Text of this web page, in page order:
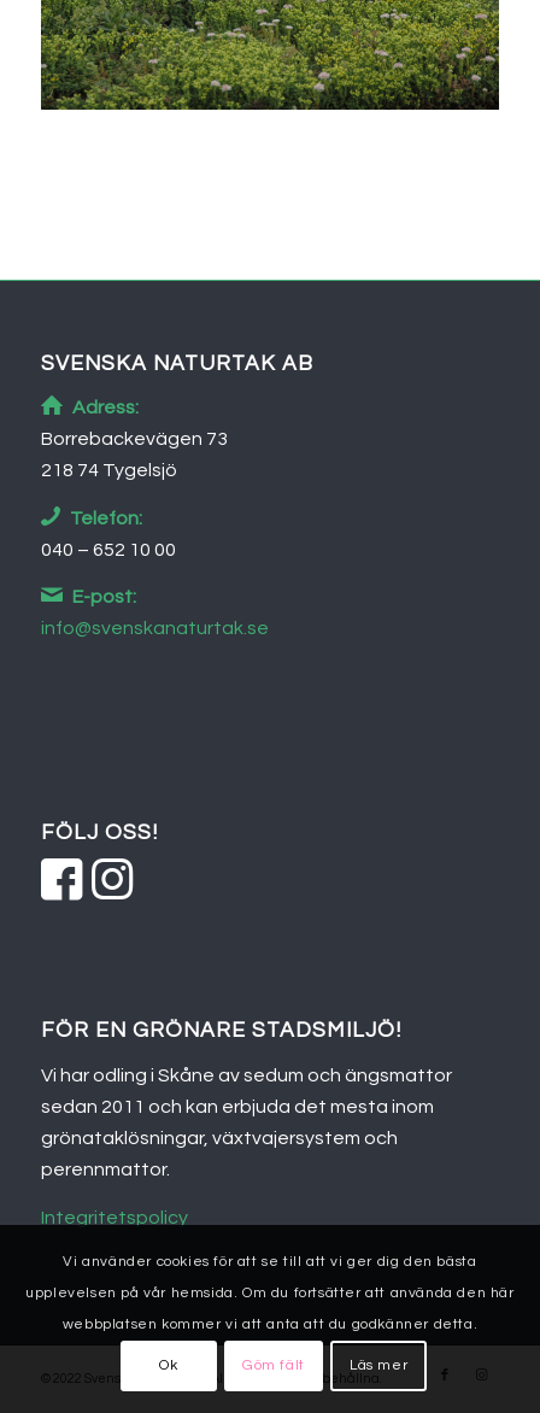
SVENSKA NATURTAK AB
Adress:
Borrebackevägen 73
218 74 Tygelsjö
Telefon:
040 – 652 10 00
E-post:
info@svenskanaturtak.se
FÖLJ OSS!
FÖR EN GRÖNARE STADSMILJÖ!
Vi har odling i Skåne av sedum och ängsmattor
sedan 2011 och kan erbjuda det mesta inom
grönataklösningar, växtvajersystem och
perennmattor.
Integritetspolicy
© 2022 Svenskanaturtak.se. Alla rättigheter förbehållna.
Vi använder cookies för att se till att vi ger dig den bästa
upplevelsen på vår hemsida. Om du fortsätter att använda den här
webbplatsen kommer vi att anta att du godkänner detta.
Ok Göm fält Läs mer